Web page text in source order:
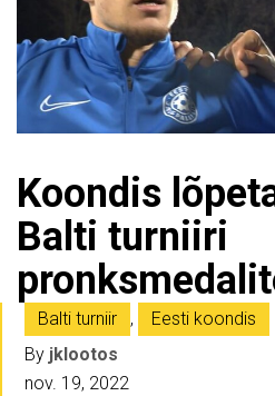
Koondis
Balti turniiri
Balti turniir ,
Eesti koondis
By jklootos
nov. 19, 2022